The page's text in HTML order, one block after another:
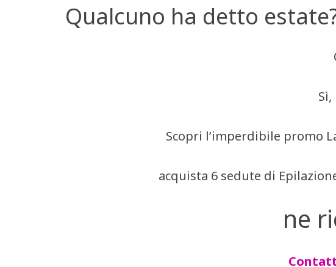
Qualcuno ha detto
Scopri l’imperdibile promo
acquista 6 sedute di
ne